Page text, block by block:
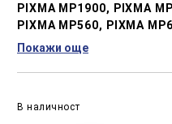
PIXMA MP1900, PIXMA
PIXMA MP560, PIXMA
PIXMA MP640, PIXMA
PIXMA MX860, PIXMA
Покажи още
В наличност